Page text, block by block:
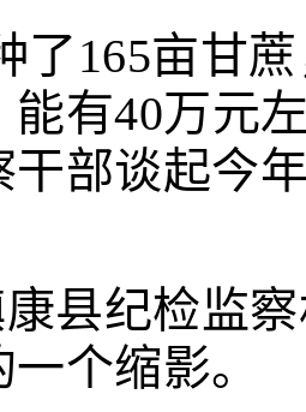
了165亩甘
能有40万元
干部谈起今
县纪检监
个缩影。